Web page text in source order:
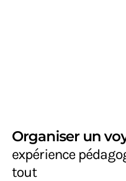
Organiser un
expérience
tout